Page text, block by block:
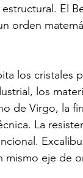
El
orden
los cristales
los
de Virgo, la
La
mismo eje de